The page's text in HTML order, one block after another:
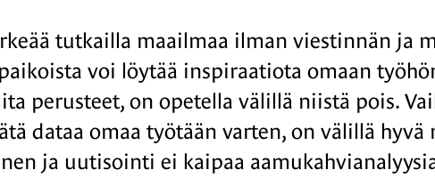
tutkailla maailmaa ilman viestinnän ja
voi löytää inspiraatiota omaan
perusteet, on opetella välillä niistä pois.
dataa omaa työtään varten, on välillä hyvä
ja uutisointi ei kaipaa